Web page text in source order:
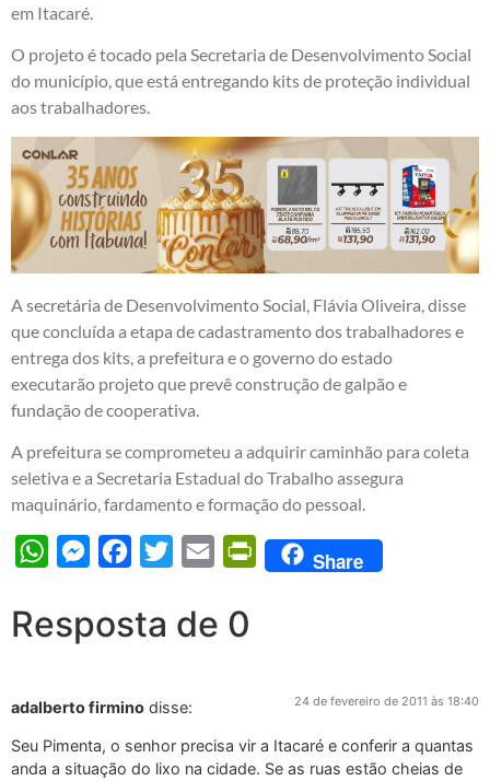
em Itacaré.
O projeto é tocado pela Secretaria de Desenvolvimento Social
do município, que está entregando kits de proteção individual
aos trabalhadores.
A secretária de Desenvolvimento Social, Flávia Oliveira, disse
que concluída a etapa de cadastramento dos trabalhadores e
entrega dos kits, a prefeitura e o governo do estado
executarão projeto que prevê construção de galpão e
fundação de cooperativa.
A prefeitura se comprometeu a adquirir caminhão para coleta
seletiva e a Secretaria Estadual do Trabalho assegura
maquinário, fardamento e formação do pessoal.
WhatsAppMessengerFacebook
Twitter Email PrintFriendly
Share
Resposta de 0
adalberto firmino disse: 24 de fevereiro de 2011 às 18:40
Seu Pimenta, o senhor precisa vir a Itacaré e conferir a quantas
anda a situação do lixo na cidade. Se as ruas estão cheias de